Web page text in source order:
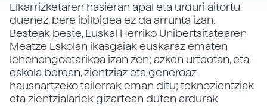
Elkarrizketaren hasieran apal eta urduri aitortu
duenez, bere ibilbidea ez da arrunta izan.
Besteak beste, Euskal Herriko Unibertsitatearen
Meatze Eskolan ikasgaiak euskaraz ematen
lehenengoetarikoa izan zen; azken urteotan, eta
eskola berean, zientziaz eta generoaz
hausnartzeko tailerrak eman ditu; teknozientziak
eta zientzialariek gizartean duten ardurak